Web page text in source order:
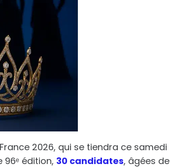
2026, qui se tiendra ce samedi
96ᵉ édition, 30 candidates, âgées de